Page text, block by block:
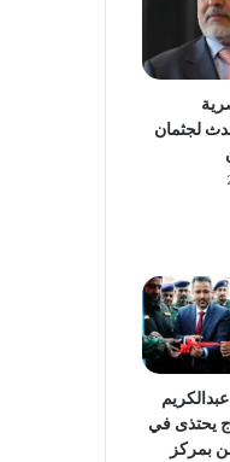
لجثمان
يحتذى في
بمركز